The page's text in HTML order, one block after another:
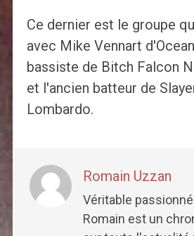
Ce dernier est le groupe
avec Mike Vennart
bassiste de Bitch Falcon
et l'ancien batteur de
Lombardo.
Romain Uzzan
Véritable
Romain est un